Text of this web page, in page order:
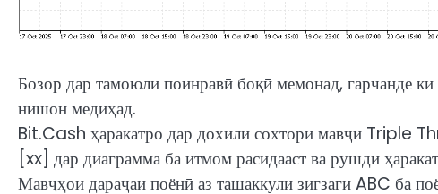
Бозор дар тамоюли поинравӣ боқӣ мемонад, гарчанде
нишон медиҳад.
Bit.Cash ҳаракатро дар дохили сохтори мавҷи Triple
[xx] дар диаграмма ба итмом расидааст ва рушди
Мавҷҳои дараҷаи поёнӣ аз ташаккули зигзаги ABC ба